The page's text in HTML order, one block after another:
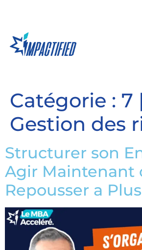
Catégorie : 7 |
Gestion des
Structurer son
Agir Maintenant
Repousser a